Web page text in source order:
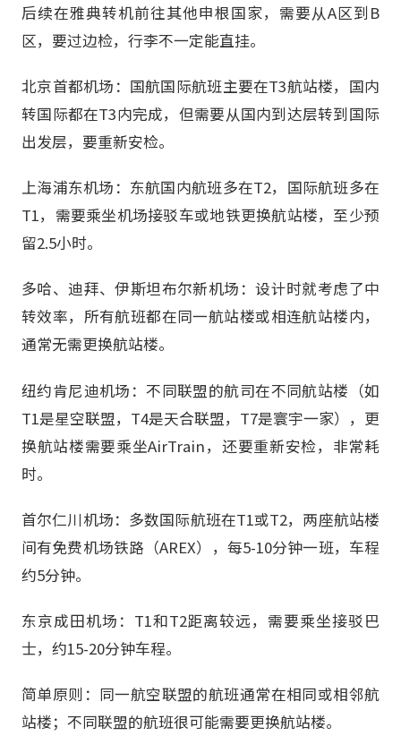
后续在雅典转机前往其他申根国家，需要从A区到B
区，要过边检，行李不一定能直挂。
北京首都机场：国航国际航班主要在T3航站楼，国内
转国际都在T3内完成，但需要从国内到达层转到国际
出发层，要重新安检。
上海浦东机场：东航国内航班多在T2，国际航班多在
T1，需要乘坐机场接驳车或地铁更换航站楼，至少预
留2.5小时。
多哈、迪拜、伊斯坦布尔新机场：设计时就考虑了中
转效率，所有航班都在同一航站楼或相连航站楼内，
通常无需更换航站楼。
纽约肯尼迪机场：不同联盟的航司在不同航站楼（如
T1是星空联盟，T4是天合联盟，T7是寰宇一家），更
换航站楼需要乘坐AirTrain，还要重新安检，非常耗
时。
首尔仁川机场：多数国际航班在T1或T2，两座航站楼
间有免费机场铁路（AREX），每5-10分钟一班，车程
约5分钟。
东京成田机场：T1和T2距离较远，需要乘坐接驳巴
士，约15-20分钟车程。
简单原则：同一航空联盟的航班通常在相同或相邻航
站楼；不同联盟的航班很可能需要更换航站楼。